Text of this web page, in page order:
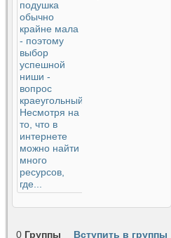
Вступить в группы
0 Группы